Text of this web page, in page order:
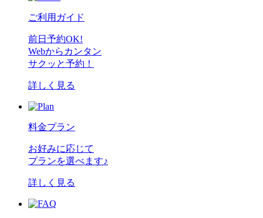
ご利用ガイド
前日予約OK!
Webからカンタン
サクッと予約！
詳しく見る
料金プラン
お好みに応じて
プランを選べます♪
詳しく見る